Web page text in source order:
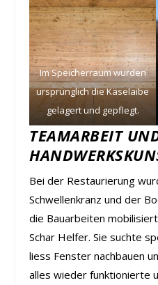
Im Speicherraum wurden
ursprünglich die Käselaibe
gelagert und gepflegt.
TEAMARBEIT
Bei der Restaurierung
Schwellenkranz und der
die Bauarbeiten
Schar Helfer. Sie suchte
liess Fenster nachbauen
alles wieder funktionierte